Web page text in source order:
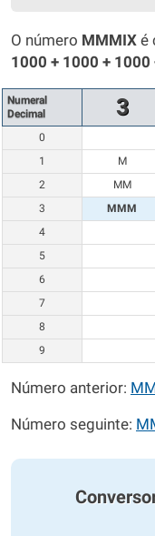
O número MMMIX é
1000 + 1000 + 1000
Numeral
Decimal
3
0
1
M
2
MM
3
MMM
4
5
6
7
8
9
Número anterior:
Número seguinte: